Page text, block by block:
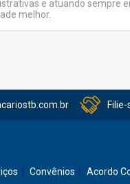
e atuando sempre
melhor.
Convênios Acordo